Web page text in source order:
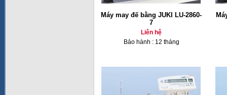
Máy may đế bằng JUKI LU-2860-
7
Liên hệ
Bảo hành : 12 tháng